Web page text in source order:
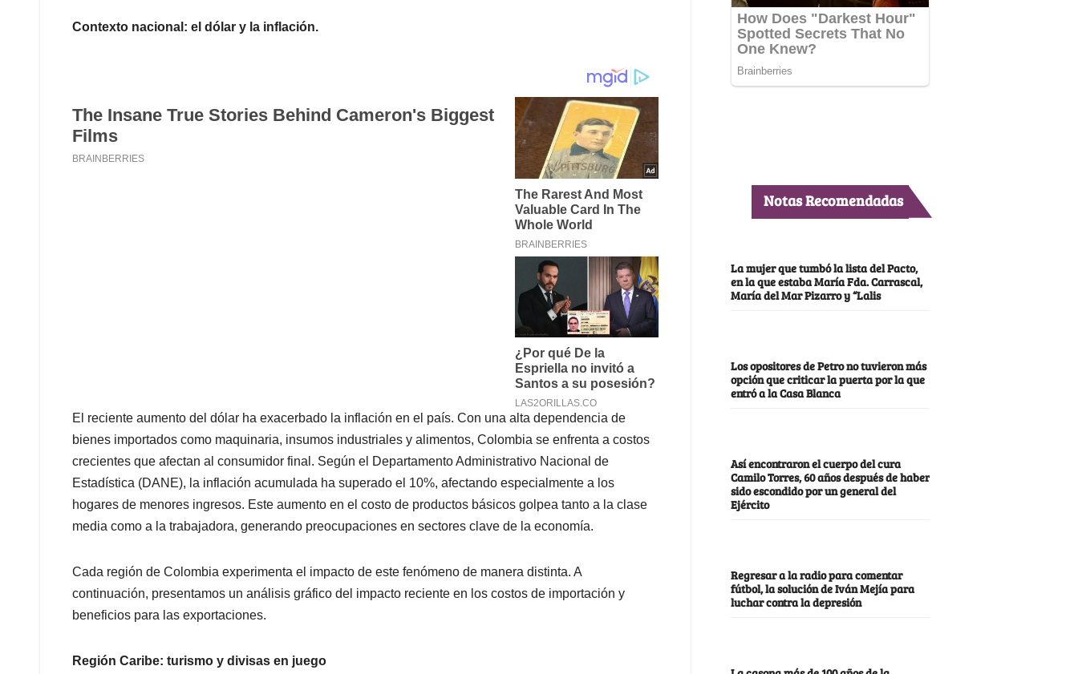
Contexto nacional: el dólar y la inflación.
El reciente aumento del dólar ha exacerbado la inflación en el país. Con una alta dependencia de
bienes importados como maquinaria, insumos industriales y alimentos, Colombia se enfrenta a costos
crecientes que afectan al consumidor final. Según el Departamento Administrativo Nacional de
Estadística (DANE), la inflación acumulada ha superado el 10%, afectando especialmente a los
hogares de menores ingresos. Este aumento en el costo de productos básicos golpea tanto a la clase
media como a la trabajadora, generando preocupaciones en sectores clave de la economía.
Cada región de Colombia experimenta el impacto de este fenómeno de manera distinta. A
continuación, presentamos un análisis gráfico del impacto reciente en los costos de importación y
beneficios para las exportaciones.
Región Caribe: turismo y divisas en juego
Notas Recomendadas
La mujer que tumbó la lista del Pacto,
en la que estaba María Fda. Carrascal,
María del Mar Pizarro y “Lalis
Los opositores de Petro no tuvieron más
opción que criticar la puerta por la que
entró a la Casa Blanca
Así encontraron el cuerpo del cura
Camilo Torres, 60 años después de haber
sido escondido por un general del
Ejército
Regresar a la radio para comentar
fútbol, la solución de Iván Mejía para
luchar contra la depresión